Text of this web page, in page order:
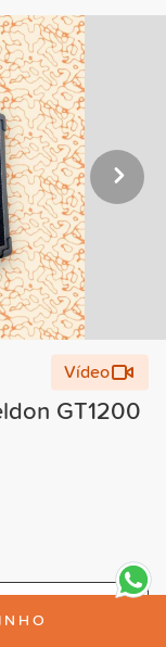
Vídeo
GT1200